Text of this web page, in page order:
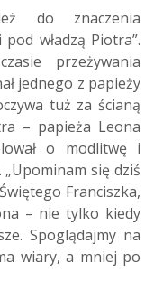
do znaczenia
władzą Piotra”.
przeżywania
jednego z papieży
tuż za ścianą
– papieża Leona
o modlitwę i
się dziś
Franciszka,
– nie tylko kiedy
Spoglądajmy na
wiary, a mniej po